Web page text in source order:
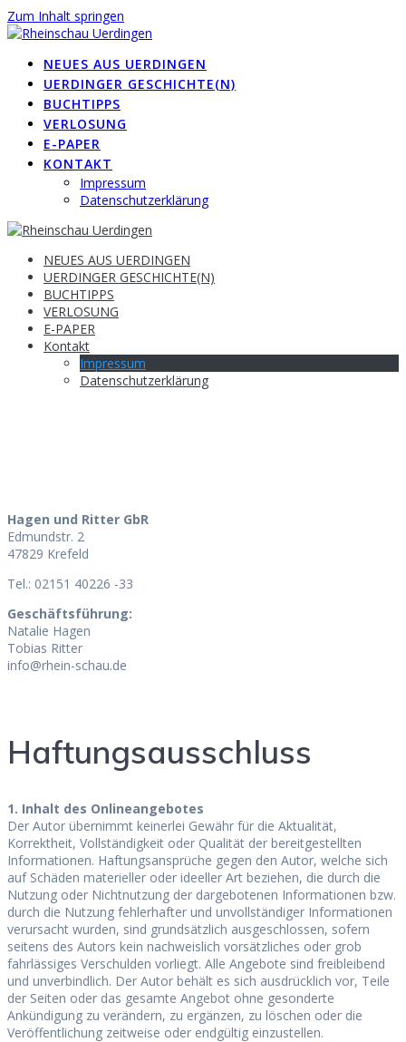
Zum Inhalt springen
NEUES AUS UERDINGEN
UERDINGER GESCHICHTE(N)
BUCHTIPPS
VERLOSUNG
E-PAPER
KONTAKT
Impressum
Datenschutzerklärung
NEUES AUS UERDINGEN
UERDINGER GESCHICHTE(N)
BUCHTIPPS
VERLOSUNG
E-PAPER
Kontakt
Impressum
Datenschutzerklärung
Hagen und Ritter GbR
Edmundstr. 2
47829 Krefeld
Tel.: 02151 40226 -33
Geschäftsführung:
Natalie Hagen
Tobias Ritter
info@rhein-schau.de
Haftungsausschluss
1. Inhalt des Onlineangebotes
Der Autor übernimmt keinerlei Gewähr für die Aktualität,
Korrektheit, Vollständigkeit oder Qualität der bereitgestellten
Informationen. Haftungsansprüche gegen den Autor, welche sich
auf Schäden materieller oder ideeller Art beziehen, die durch die
Nutzung oder Nichtnutzung der dargebotenen Informationen bzw.
durch die Nutzung fehlerhafter und unvollständiger Informationen
verursacht wurden, sind grundsätzlich ausgeschlossen, sofern
seitens des Autors kein nachweislich vorsätzliches oder grob
fahrlässiges Verschulden vorliegt. Alle Angebote sind freibleibend
und unverbindlich. Der Autor behält es sich ausdrücklich vor, Teile
der Seiten oder das gesamte Angebot ohne gesonderte
Ankündigung zu verändern, zu ergänzen, zu löschen oder die
Veröffentlichung zeitweise oder endgültig einzustellen.